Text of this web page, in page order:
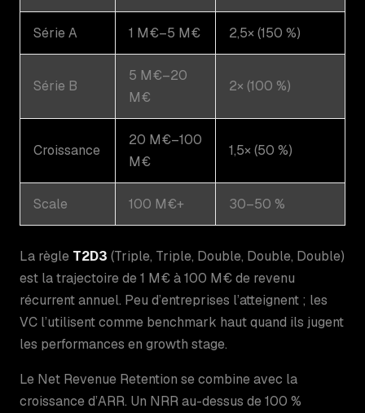
Série A 1 M€–5 M€ 2,5× (150 %)
Série B
5 M€–20
M€
2× (100 %)
Croissance
20 M€–100
M€
1,5× (50 %)
Scale 100 M€+ 30–50 %
La règle T2D3 (Triple, Triple, Double, Double, Double)
est la trajectoire de 1 M€ à 100 M€ de revenu
récurrent annuel. Peu d’entreprises l’atteignent ; les
VC l’utilisent comme benchmark haut quand ils jugent
les performances en growth stage.
Le Net Revenue Retention se combine avec la
croissance d’ARR. Un NRR au-dessus de 100 %